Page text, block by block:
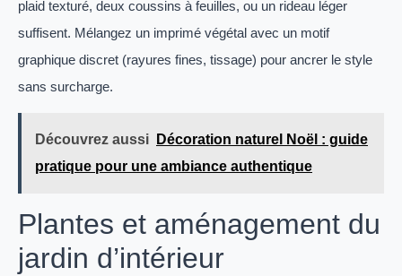
plaid texturé, deux coussins à feuilles, ou un rideau léger
suffisent. Mélangez un imprimé végétal avec un motif
graphique discret (rayures fines, tissage) pour ancrer le style
sans surcharge.
Découvrez aussi
Décoration naturel Noël : guide
pratique pour une ambiance authentique
Plantes et aménagement du
jardin d’intérieur